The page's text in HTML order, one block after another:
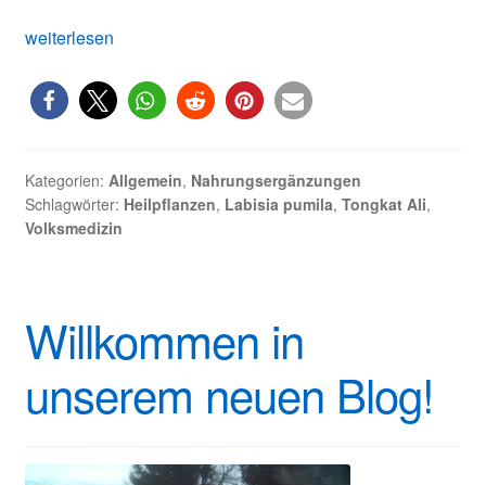
Pflanzenwirkstoffe
Malaysia
und
weiterlesen
Kategorien: Allgemein, Nahrungsergänzungen
Schlagwörter: Heilpflanzen, Labisia pumila, Tongkat Ali,
Volksmedizin
Willkommen in
unserem neuen Blog!